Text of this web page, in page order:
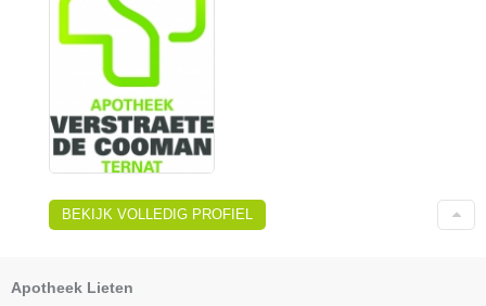
BEKIJK VOLLEDIG PROFIEL
Apotheek Lieten